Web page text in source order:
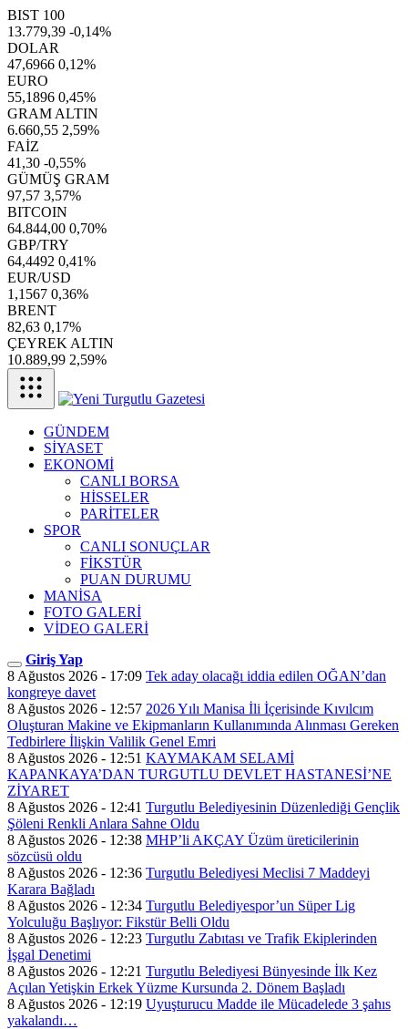
BIST 100
13.779,39 -0,14%
DOLAR
47,6966 0,12%
EURO
55,1896 0,45%
GRAM ALTIN
6.660,55 2,59%
FAİZ
41,30 -0,55%
GÜMÜŞ GRAM
97,57 3,57%
BITCOIN
64.844,00 0,70%
GBP/TRY
64,4492 0,41%
EUR/USD
1,1567 0,36%
BRENT
82,63 0,17%
ÇEYREK ALTIN
10.889,99 2,59%
GÜNDEM
SİYASET
EKONOMİ
CANLI BORSA
HİSSELER
PARİTELER
SPOR
CANLI SONUÇLAR
FİKSTÜR
PUAN DURUMU
MANİSA
FOTO GALERİ
VİDEO GALERİ
Giriş Yap
8 Ağustos 2026 - 17:09 Tek aday olacağı iddia edilen OĞAN’dan
kongreye davet
8 Ağustos 2026 - 12:57 2026 Yılı Manisa İli İçerisinde Kıvılcım
Oluşturan Makine ve Ekipmanların Kullanımında Alınması Gereken
Tedbirlere İlişkin Valilik Genel Emri
8 Ağustos 2026 - 12:51 KAYMAKAM SELAMİ
KAPANKAYA’DAN TURGUTLU DEVLET HASTANESİ’NE
ZİYARET
8 Ağustos 2026 - 12:41 Turgutlu Belediyesinin Düzenlediği Gençlik
Şöleni Renkli Anlara Sahne Oldu
8 Ağustos 2026 - 12:38 MHP’li AKÇAY Üzüm üreticilerinin
sözcüsü oldu
8 Ağustos 2026 - 12:36 Turgutlu Belediyesi Meclisi 7 Maddeyi
Karara Bağladı
8 Ağustos 2026 - 12:34 Turgutlu Belediyespor’un Süper Lig
Yolculuğu Başlıyor: Fikstür Belli Oldu
8 Ağustos 2026 - 12:23 Turgutlu Zabıtası ve Trafik Ekiplerinden
İşgal Denetimi
8 Ağustos 2026 - 12:21 Turgutlu Belediyesi Bünyesinde İlk Kez
Açılan Yetişkin Erkek Yüzme Kursunda 2. Dönem Başladı
8 Ağustos 2026 - 12:19 Uyuşturucu Madde ile Mücadelede 3 şahıs
yakalandı…